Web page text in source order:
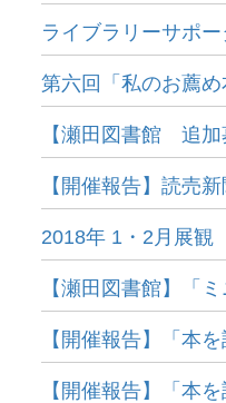
ライブラリーサポ
第六回「私のお薦
【瀬田図書館 追
【開催報告】読売
2018年 1・2月展観
【瀬田図書館】「
【開催報告】「本
【開催報告】「本